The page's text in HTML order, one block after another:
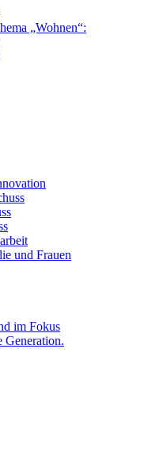
und Frauen
im Fokus
Generation.